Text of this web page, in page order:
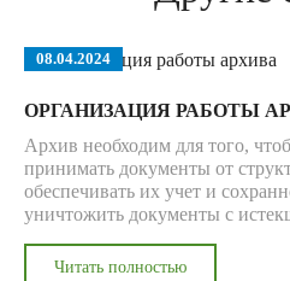
08.04.2024
ОРГАНИЗАЦИЯ РАБОТЫ
Архив необходим для того,
принимать документы от
обеспечивать их учет и
уничтожить документы с
Читать полностью